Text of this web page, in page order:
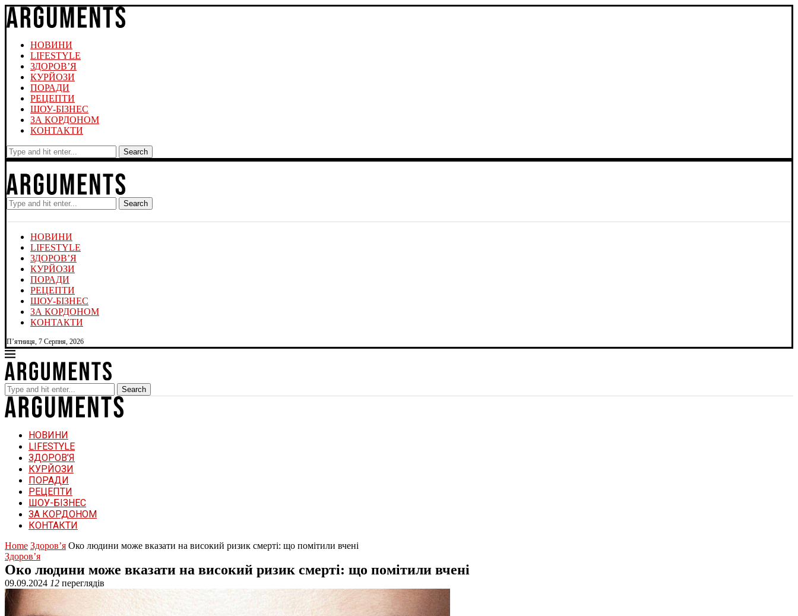
НОВИНИ
LIFESTYLE
ЗДОРОВ’Я
КУРЙОЗИ
ПОРАДИ
РЕЦЕПТИ
ШОУ-БІЗНЕС
ЗА КОРДОНОМ
КОНТАКТИ
Search
Search
НОВИНИ
LIFESTYLE
ЗДОРОВ’Я
КУРЙОЗИ
ПОРАДИ
РЕЦЕПТИ
ШОУ-БІЗНЕС
ЗА КОРДОНОМ
КОНТАКТИ
П’ятниця, 7 Серпня, 2026
Search
НОВИНИ
LIFESTYLE
ЗДОРОВ’Я
КУРЙОЗИ
ПОРАДИ
РЕЦЕПТИ
ШОУ-БІЗНЕС
ЗА КОРДОНОМ
КОНТАКТИ
Home Здоров’я Око людини може вказати на високий ризик смерті: що помітили вчені
Здоров’я
Око людини може вказати на високий ризик смерті: що помітили вчені
09.09.2024 12 переглядів